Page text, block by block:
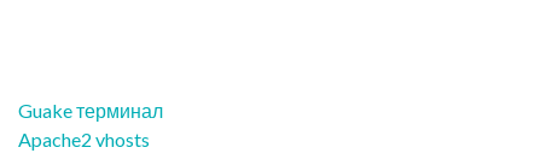
Навигация
по
Guake терминал
Apache2 vhosts